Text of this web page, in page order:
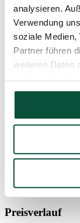
analysieren.
Verwendung
soziale Medien,
Partner führen
weiteren Daten
haben oder die
gesammelt
Anzahl
Preisverlauf